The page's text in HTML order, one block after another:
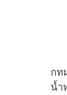
กท
น้ำ